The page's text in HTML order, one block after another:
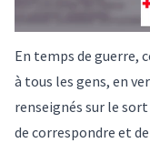
En temps de guerre,
à tous les gens, en
renseignés sur le
de correspondre et